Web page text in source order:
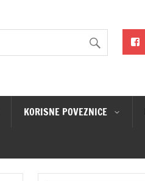
KORISNE POVEZNICE